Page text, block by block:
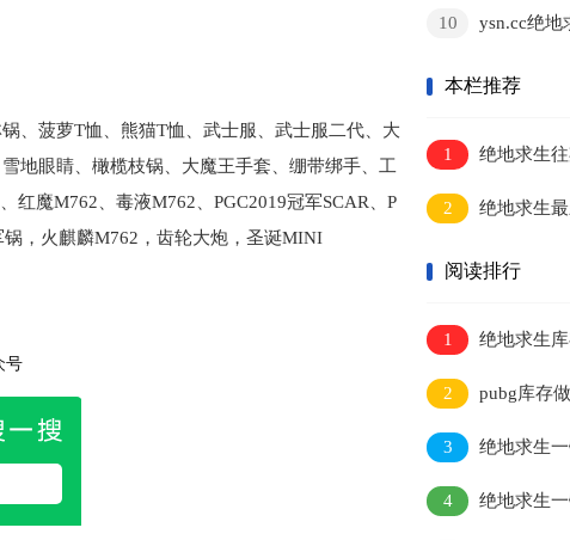
、菠萝T恤、熊猫T恤、武士服、武士服二代、大
地眼睛、橄榄枝锅、大魔王手套、绷带绑手、工
魔M762、毒液M762、PGC2019冠军SCAR、 P
锅，火麒麟M762，齿轮大炮，圣诞MINI
号
10
ysn.cc绝地
本栏推荐
1
绝地求生
通行证大全
2
绝地求生
阅读排行
1
绝地求生
图软件 吃鸡17位
2
pubg库存
网站
3
绝地求生
pubg作图功能介绍
4
绝地求生